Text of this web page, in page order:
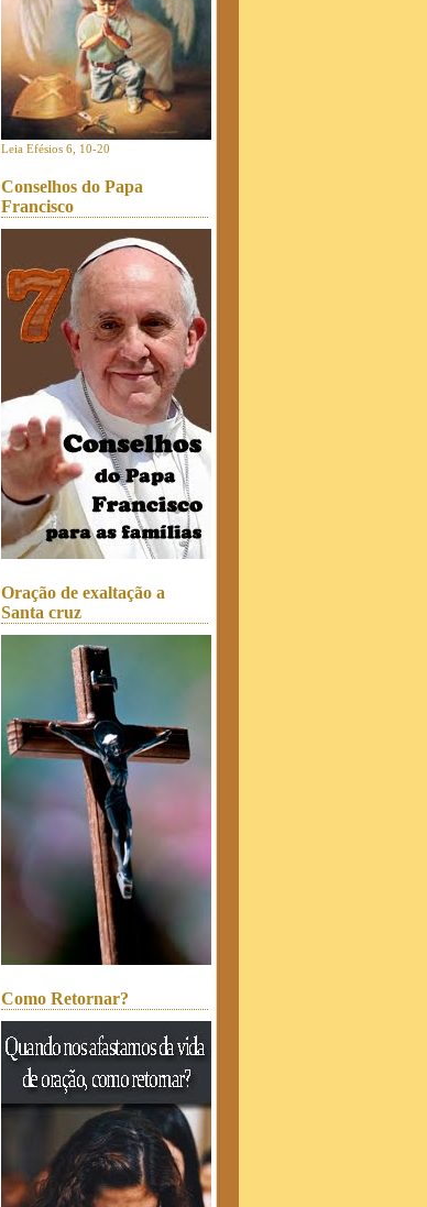
Leia Efésios 6, 10-20
Conselhos do Papa
Francisco
Oração de exaltação a
Santa cruz
Como Retornar?